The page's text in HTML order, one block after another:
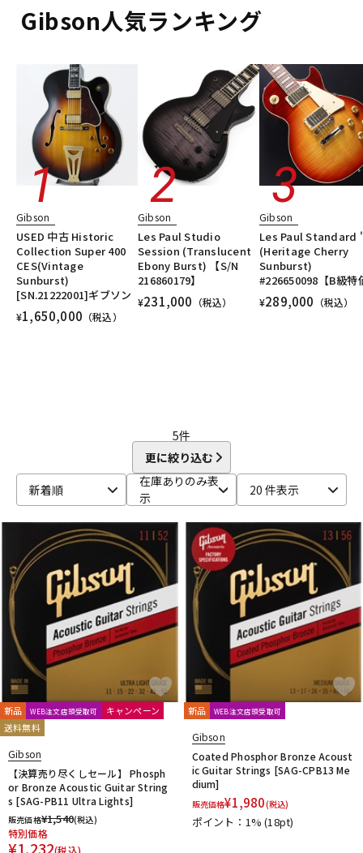
Gibson人気ランキング
Gibson
USED 中古 Historic
Collection Super 400
CES(Vintage
Sunburst)
[SN.21222001]ギブソン
¥1,650,000 （税込）
Gibson
Les Paul Studio
Session (Translucent
Ebony Burst) 【S/N
216860179】
¥231,000 （税込）
Gibson
Les Paul Standard
(Heritage Cherry
Sunburst)
#226650098【B級特
¥289,000 （税込）
5件
更に絞り込む
新着順
在庫ありのみ表
示
20 件表示
新品 WEB注文店頭受取可
キャンペーン
送料無料
Gibson
【決算売り尽くしセール】 Phosph
or Bronze Acoustic Guitar String
s [SAG-PB11 Ultra Lights]
販売価格¥1,540(税込)
特別価格
¥1,232(税込)
新品 WEB注文店頭受取可
Gibson
Coated Phosphor Bronze Acoust
ic Guitar Strings [SAG-CPB13 Me
dium]
販売価格¥1,980(税込)
ポイント：1%(18pt)